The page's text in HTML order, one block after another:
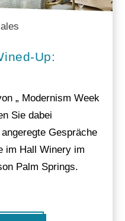
Up:
„ Modernism Week
Sie dabei
Gespräche
im Hall Winery im
Palm Springs.